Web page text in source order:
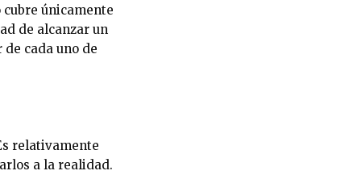
cubre únicamente
de alcanzar un
cada uno de
relativamente
a la realidad.